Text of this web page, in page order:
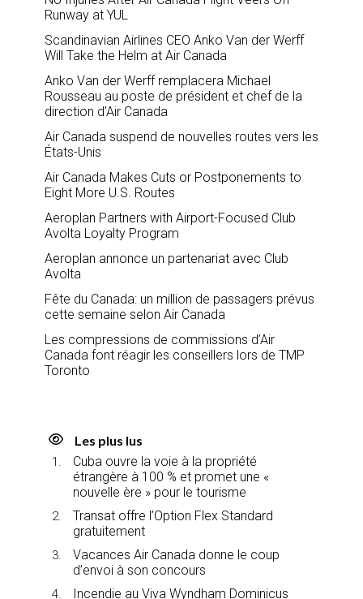
Runway at YUL
Scandinavian Airlines CEO Anko Van der Werff
Will Take the Helm at Air Canada
Anko Van der Werff remplacera Michael
Rousseau au poste de président et chef de la
direction d’Air Canada
Air Canada suspend de nouvelles routes vers les
États-Unis
Air Canada Makes Cuts or Postponements to
Eight More U.S. Routes
Aeroplan Partners with Airport-Focused Club
Avolta Loyalty Program
Aeroplan annonce un partenariat avec Club
Avolta
Fête du Canada: un million de passagers prévus
cette semaine selon Air Canada
Les compressions de commissions d’Air
Canada font réagir les conseillers lors de TMP
Toronto
Les plus lus
Cuba ouvre la voie à la propriété
étrangère à 100 % et promet une «
nouvelle ère » pour le tourisme
Transat offre l’Option Flex Standard
gratuitement
Vacances Air Canada donne le coup
d’envoi à son concours
Incendie au Viva Wyndham Dominicus